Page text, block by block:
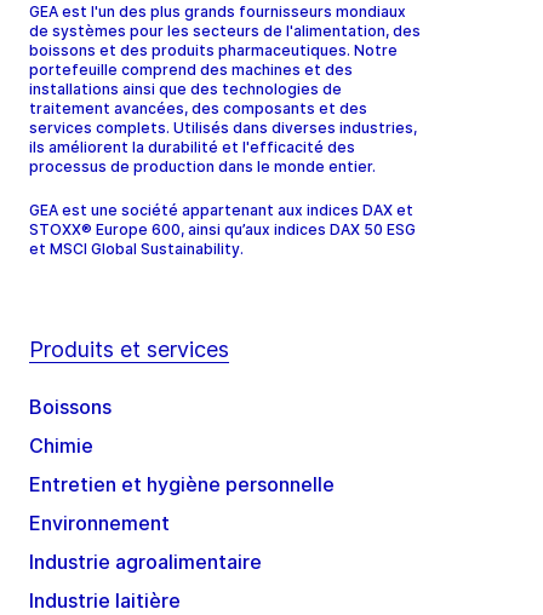
GEA est l'un des plus grands fournisseurs mondiaux
de systèmes pour les secteurs de l'alimentation, des
boissons et des produits pharmaceutiques. Notre
portefeuille comprend des machines et des
installations ainsi que des technologies de
traitement avancées, des composants et des
services complets. Utilisés dans diverses industries,
ils améliorent la durabilité et l'efficacité des
processus de production dans le monde entier.
GEA est une société appartenant aux indices DAX et
STOXX® Europe 600, ainsi qu’aux indices DAX 50 ESG
et MSCI Global Sustainability.
Produits et services
Boissons
Chimie
Entretien et hygiène personnelle
Environnement
Industrie agroalimentaire
Industrie laitière